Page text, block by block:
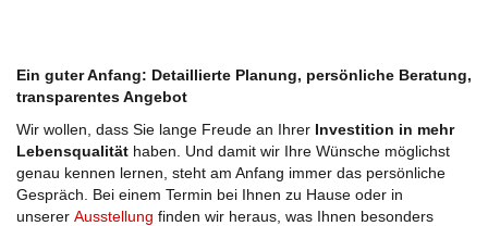
Ein guter Anfang: Detaillierte Planung, persönliche Beratung,
transparentes Angebot
Wir wollen, dass Sie lange Freude an Ihrer Investition in mehr
Lebensqualität haben. Und damit wir Ihre Wünsche möglichst
genau kennen lernen, steht am Anfang immer das persönliche
Gespräch. Bei einem Termin bei Ihnen zu Hause oder in
unserer Ausstellung finden wir heraus, was Ihnen besonders